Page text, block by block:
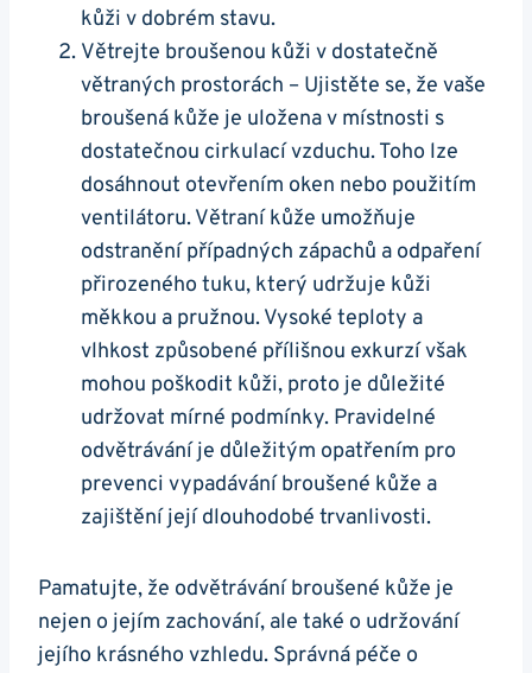
kůži v dobrém stavu.
Větrejte broušenou kůži v ​dostatečně
větraných prostorách – Ujistěte se, že vaše
⁣broušená kůže je uložena v místnosti s‍
dostatečnou‍ cirkulací vzduchu. Toho lze
dosáhnout otevřením oken nebo použitím
ventilátoru. Větraní kůže⁤ umožňuje
odstranění ⁤případných zápachů a odpaření
přirozeného tuku,⁣ který udržuje kůži
měkkou ⁢a pružnou. Vysoké teploty ‍a
vlhkost způsobené ‍přílišnou exkurzí​ však
⁢mohou poškodit kůži, proto je ‍důležité
udržovat mírné podmínky. Pravidelné
odvětrávání ⁤je důležitým opatřením pro
prevenci vypadávání broušené kůže ‍a
zajištění její dlouhodobé ⁣trvanlivosti.
Pamatujte, že odvětrávání broušené ⁣kůže je
nejen o ‍jejím zachování, ale také o udržování
jejího krásného vzhledu. Správná péče⁣ o